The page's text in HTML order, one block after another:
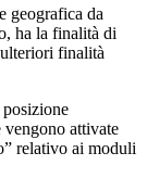
geografica da
ha la finalità di
finalità
vengono attivate
relativo ai moduli